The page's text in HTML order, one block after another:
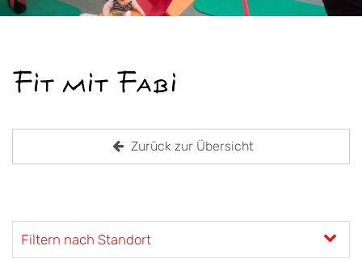
Fit mit Fabi
Zurück zur Übersicht
Filtern nach Standort